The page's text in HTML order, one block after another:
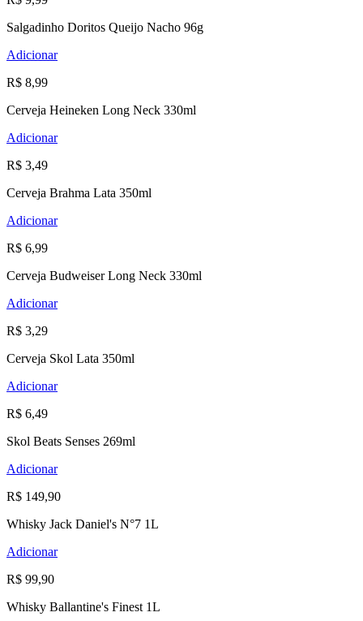
Salgadinho Doritos Queijo Nacho 96g
Adicionar
R$ 8,99
Cerveja Heineken Long Neck 330ml
Adicionar
R$ 3,49
Cerveja Brahma Lata 350ml
Adicionar
R$ 6,99
Cerveja Budweiser Long Neck 330ml
Adicionar
R$ 3,29
Cerveja Skol Lata 350ml
Adicionar
R$ 6,49
Skol Beats Senses 269ml
Adicionar
R$ 149,90
Whisky Jack Daniel's N°7 1L
Adicionar
R$ 99,90
Whisky Ballantine's Finest 1L